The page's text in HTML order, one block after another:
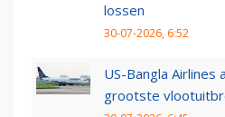
lossen
30-07-2026, 6:52
US-Bangla Airlines
grootste